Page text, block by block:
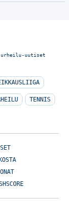
urheilu-uutiset
TENNIS